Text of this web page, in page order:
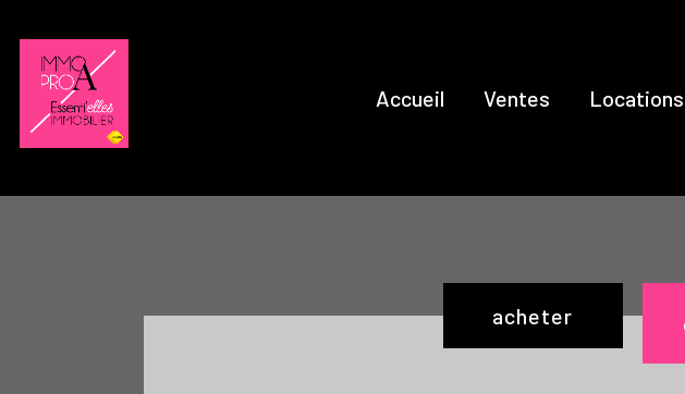
Accueil Ventes Locations
acheter